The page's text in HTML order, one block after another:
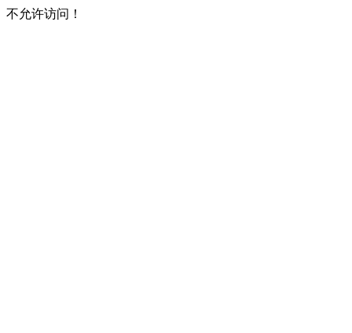
不允许访问！